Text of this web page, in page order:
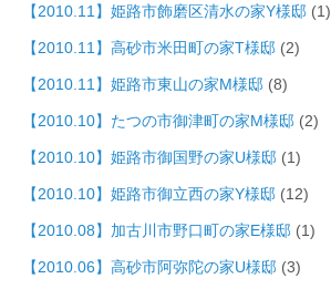
【2010.11】姫路市飾磨区清水の家Y様邸 (1)
【2010.11】高砂市米田町の家T様邸 (2)
【2010.11】姫路市東山の家M様邸 (8)
【2010.10】たつの市御津町の家M様邸 (2)
【2010.10】姫路市御国野の家U様邸 (1)
【2010.10】姫路市御立西の家Y様邸 (12)
【2010.08】加古川市野口町の家E様邸 (1)
【2010.06】高砂市阿弥陀の家U様邸 (3)